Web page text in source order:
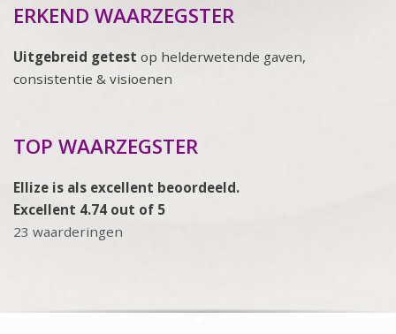
ERKEND WAARZEGSTER
Uitgebreid getest op helderwetende gaven,
consistentie & visioenen
TOP WAARZEGSTER
Ellize is als excellent beoordeeld.
Excellent 4.74 out of 5
23 waarderingen